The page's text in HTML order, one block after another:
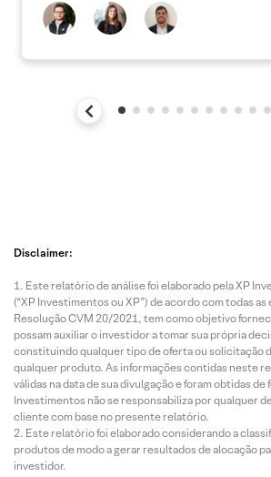
Disclaimer:
Este relatório de análise foi elaborado pela XP
(“XP Investimentos ou XP”) de acordo com todas
Resolução CVM 20/2021, tem como objetivo
possam auxiliar o investidor a tomar sua própria
constituindo qualquer tipo de oferta ou solicitação
qualquer produto. As informações contidas neste
válidas na data de sua divulgação e foram obtidas
Investimentos não se responsabiliza por qualquer
cliente com base no presente relatório.
Este relatório foi elaborado considerando a
produtos de modo a gerar resultados de alocação
investidor.